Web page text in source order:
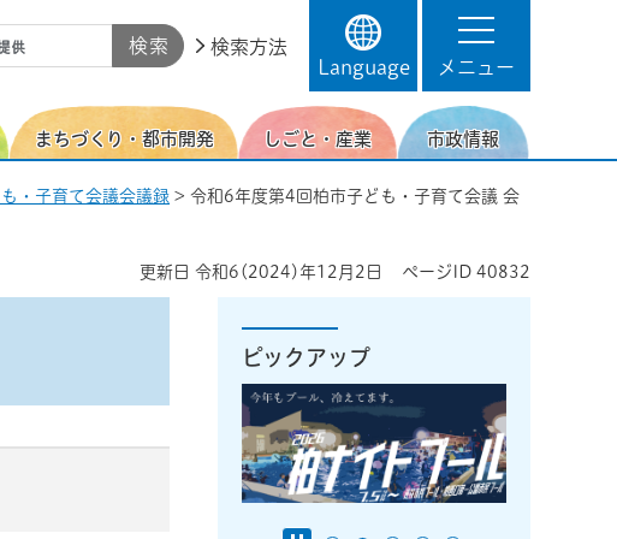
検索方法
Language
メニュー
まちづくり・都市開発 しごと・産業 市政情報
・子育て会議会議録 > 令和6年度第4回柏市子ども・子育て会議 会
更新日 令和6(2024)年12月2日 ページID 40832
ピックアップ